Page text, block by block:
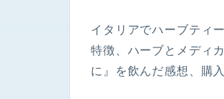
イタリアでハーブティ
特徴、ハーブとメディ
に』を飲んだ感想、購